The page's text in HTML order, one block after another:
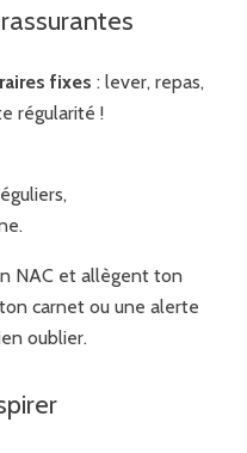
fixes : lever, repas,
régularité !
NAC et allègent ton
carnet ou une alerte
oublier.